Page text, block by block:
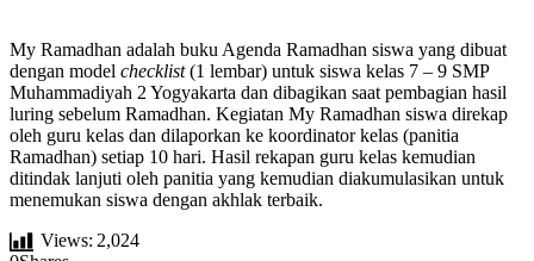
My Ramadhan adalah buku Agenda Ramadhan siswa yang dibuat
dengan model checklist(1 lembar) untuk siswa kelas 7 – 9 SMP
Muhammadiyah 2 Yogyakarta dan dibagikan saat pembagian hasil
luring sebelum Ramadhan. Kegiatan My Ramadhan siswa direkap
oleh guru kelas dan dilaporkan ke koordinator kelas (panitia
Ramadhan) setiap 10 hari. Hasil rekapan guru kelas kemudian
ditindak lanjuti oleh panitia yang kemudian diakumulasikan untuk
menemukan siswa dengan akhlak terbaik.
Views: 2,024